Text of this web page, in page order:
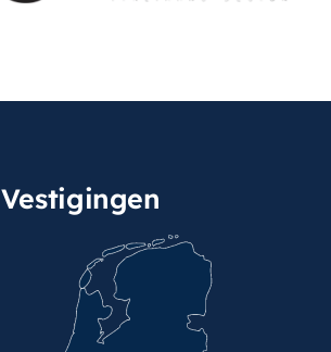
Vestigingen